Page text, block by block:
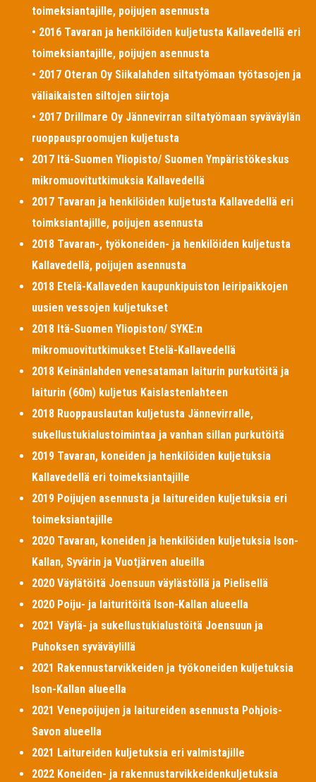
toimeksiantajille, poijujen asennusta
• 2016 Tavaran ja henkilöiden kuljetusta Kallavedellä eri
toimeksiantajille, poijujen asennusta
• 2017 Oteran Oy Siikalahden siltatyömaan työtasojen ja
väliaikaisten siltojen siirtoja
• 2017 Drillmare Oy Jännevirran siltatyömaan syväväylän
ruoppausproomujen kuljetusta
2017 Itä-Suomen Yliopisto/ Suomen Ympäristökeskus
mikromuovitutkimuksia Kallavedellä
2017 Tavaran ja henkilöiden kuljetusta Kallavedellä eri
toimksiantajille, poijujen asennusta
2018 Tavaran-, työkoneiden- ja henkilöiden kuljetusta
Kallavedellä, poijujen asennusta
2018 Etelä-Kallaveden kaupunkipuiston leiripaikkojen
uusien vessojen kuljetukset
2018 Itä-Suomen Yliopiston/ SYKE:n
mikromuovitutkimukset Etelä-Kallavedellä
2018 Keinänlahden venesataman laiturin purkutöitä ja
laiturin (60m) kuljetus Kaislastenlahteen
2018 Ruoppauslautan kuljetusta Jännevirralle,
sukellustukialustoimintaa ja vanhan sillan purkutöitä
2019 Tavaran, koneiden ja henkilöiden kuljetuksia
Kallavedellä eri toimeksiantajille
2019 Poijujen asennusta ja laitureiden kuljetuksia eri
toimeksiantajille
2020 Tavaran, koneiden ja henkilöiden kuljetuksia Ison-
Kallan, Syvärin ja Vuotjärven alueilla
2020 Väylätöitä Joensuun väylästöllä ja Pielisellä
2020 Poiju- ja laituritöitä Ison-Kallan alueella
2021 Väylä- ja sukellustukialustöitä Joensuun ja
Puhoksen syväväylillä
2021 Rakennustarvikkeiden ja työkoneiden kuljetuksia
Ison-Kallan alueella
2021 Venepoijujen ja laitureiden asennusta Pohjois-
Savon alueella
2021 Laitureiden kuljetuksia eri valmistajille
2022 Koneiden- ja rakennustarvikkeidenkuljetuksia